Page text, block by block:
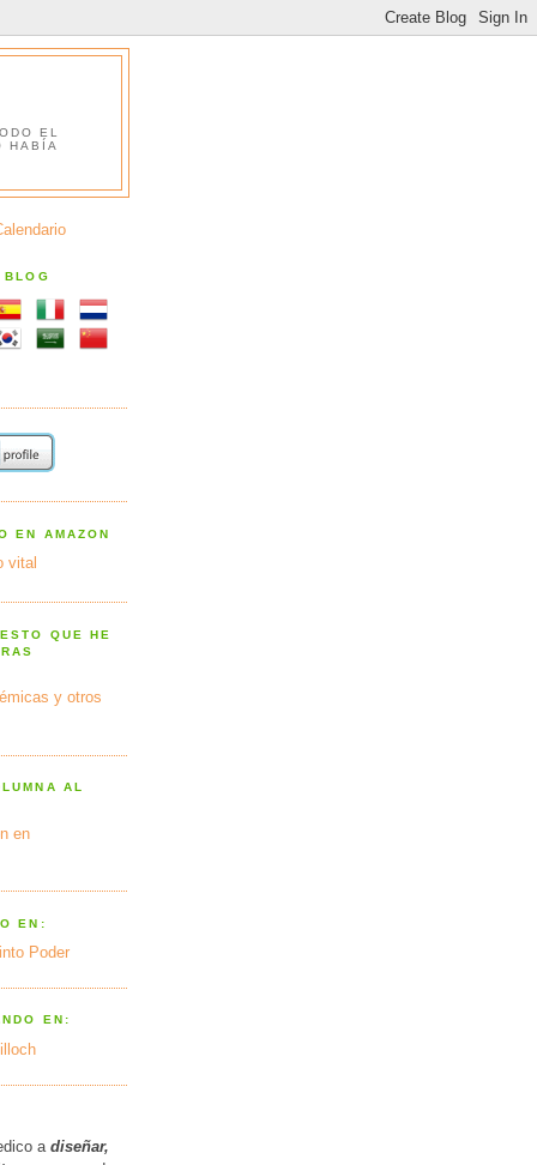
EL
HABÍA
BLOG
EN AMAZON
vital
QUE HE
y otros
AL
en
EN:
Poder
EN:
a diseñar,